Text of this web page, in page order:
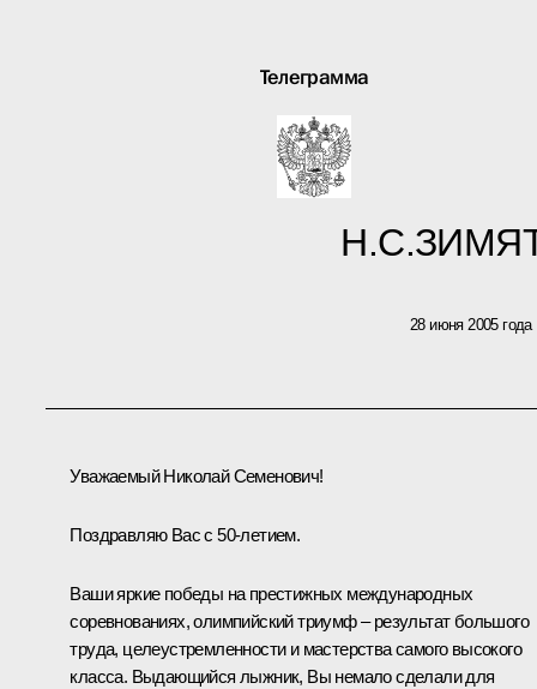
Телеграмма
28 июня 2005 года
Уважаемый Николай Семенович!
Поздравляю Вас с 50-летием.
Ваши яркие победы на престижных международных
соревнованиях, олимпийский триумф – результат большого
труда, целеустремленности и мастерства самого высокого
класса. Выдающийся лыжник, Вы немало сделали для